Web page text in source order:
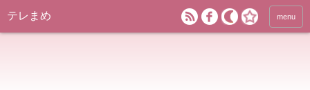
テレまめ menu